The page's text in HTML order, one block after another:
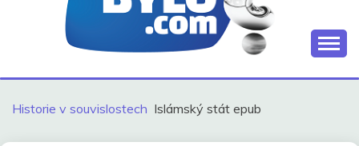
HISTORIE V
SOUVISLOSTECH
Historie v souvislostech Islámský stát epub